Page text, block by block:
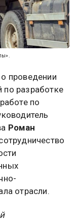
проведении
по разработке
по
Роман
отрасли.